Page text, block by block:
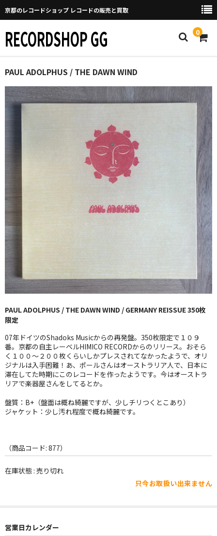
京都のレコードショップ レコードの販売と買取
RECORDSHOP GG 0
Home
マイページ
GGについて
JAZZ-US
BLUE NOTE
JAZZ-EU
JAZZ-JP
JAZZ-VOCAL
J-POP
FOLK,SSW
その他
7INC
PAUL ADOLPHUS / THE DAWN WIND
PAUL ADOLPHUS / THE DAWN WIND / GERMANY REISSUE 350枚
限定
07年ドイツのShadoks Musicからの再発盤。350枚限定で１０９
番。京都の自主レーベルHIMICO RECORDからのリリース。おそら
く１００〜２００枚くらいしかプレスされてなかったようで、オリ
ジナルは入手困難！あ、ポールさんはオーストラリア人で、日本に
滞在してた時期にこのレコードを作ったようです。今はオーストラ
リアで楽器屋さんをしてるとか。
盤質：B+（盤面は概ね綺麗ですが、少しチリつくとこあり）
ジャケット：少し汚れ程度で概ね綺麗です。
（商品コード: 877）
在庫状態 : 売り切れ
只今お取扱い出来ません
営業日カレンダー